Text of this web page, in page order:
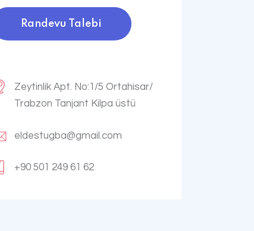
Zeytinlik Apt. No:1/5 Ortahisar/
Trabzon Tanjant Kilpa üstü
eldestugba@gmail.com
+90 501 249 61 62